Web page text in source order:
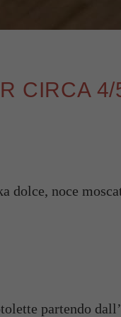
CIRCA
dolce, noce
partendo